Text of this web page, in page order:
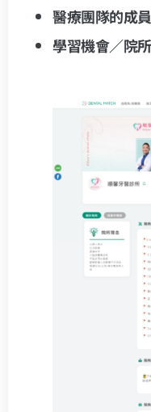
醫療團隊的成
學習機會／院